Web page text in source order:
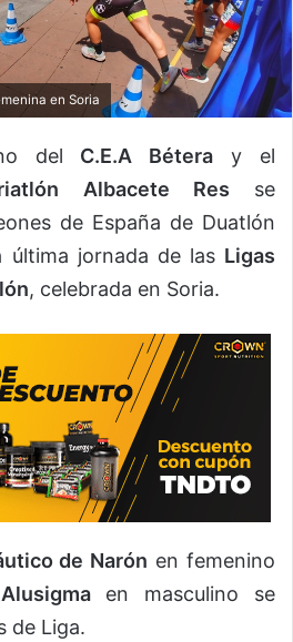
en Soria
del C.E.A Bétera y el
Albacete Res se
de España de Duatlón
última jornada de las Ligas
, celebrada en Soria.
de Narón en femenino
en masculino se
de Liga.